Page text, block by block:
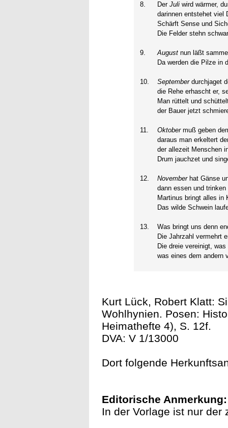
8. DerJuli wird wärmer,
darinnen entstehet viel
Schärft Sense und
Die Felder stehn
9. August nun läßt
Da werden die Pilze in
10. Septemberdurchjaget
die Rehe erhascht er,
Man rüttelt und
der Bauer jetzt
11. Oktobermuß geben
daraus man erkeltert
der allezeit Menschen
Drum jauchzet und
12. Novemberhat Gänse
dann essen und
Martinus bringt alles in
Das wilde Schwein
13.
Was bringt uns denn
Die Jahrzahl vermehrt
Die dreie vereinigt,
was eines dem andern
Kurt Lück, Robert Klatt:
Wohlhynien. Posen:
Heimathefte 4), S. 12f.
DVA: V 1/13000
Dort folgende
Editorische Anmerkung:
In der Vorlage ist nur der